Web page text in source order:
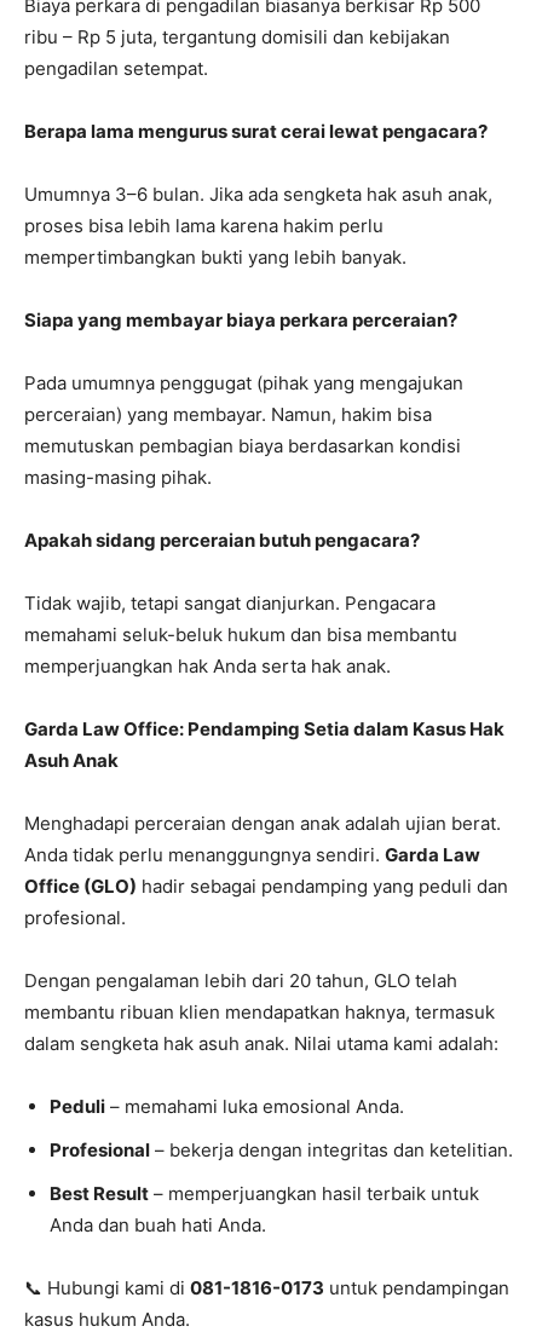
Biaya perkara di pengadilan biasanya berkisar Rp 500
ribu – Rp 5 juta, tergantung domisili dan kebijakan
pengadilan setempat.
Berapa lama mengurus surat cerai lewat pengacara?
Umumnya 3–6 bulan. Jika ada sengketa hak asuh anak,
proses bisa lebih lama karena hakim perlu
mempertimbangkan bukti yang lebih banyak.
Siapa yang membayar biaya perkara perceraian?
Pada umumnya penggugat (pihak yang mengajukan
perceraian) yang membayar. Namun, hakim bisa
memutuskan pembagian biaya berdasarkan kondisi
masing-masing pihak.
Apakah sidang perceraian butuh pengacara?
Tidak wajib, tetapi sangat dianjurkan. Pengacara
memahami seluk-beluk hukum dan bisa membantu
memperjuangkan hak Anda serta hak anak.
Garda Law Office: Pendamping Setia dalam Kasus Hak
Asuh Anak
Menghadapi perceraian dengan anak adalah ujian berat.
Anda tidak perlu menanggungnya sendiri. Garda Law
Office (GLO) hadir sebagai pendamping yang peduli dan
profesional.
Dengan pengalaman lebih dari 20 tahun, GLO telah
membantu ribuan klien mendapatkan haknya, termasuk
dalam sengketa hak asuh anak. Nilai utama kami adalah:
Peduli – memahami luka emosional Anda.
Profesional – bekerja dengan integritas dan ketelitian.
Best Result – memperjuangkan hasil terbaik untuk
Anda dan buah hati Anda.
📞 Hubungi kami di 081-1816-0173 untuk pendampingan
kasus hukum Anda.